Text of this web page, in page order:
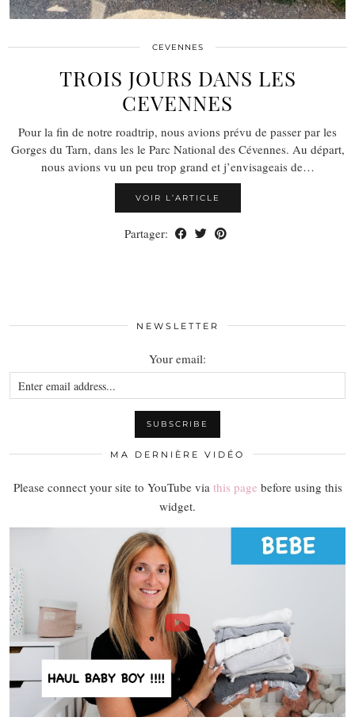
CEVENNES
TROIS JOURS DANS LES
CEVENNES
Pour la fin de notre roadtrip, nous avions prévu de passer par les
Gorges du Tarn, dans les le Parc National des Cévennes. Au départ,
nous avions vu un peu trop grand et j’envisageais de…
VOIR L’ARTICLE
Partager:
NEWSLETTER
Your email:
MA DERNIÈRE VIDÉO
Please connect your site to YouTube via this page before using this
widget.